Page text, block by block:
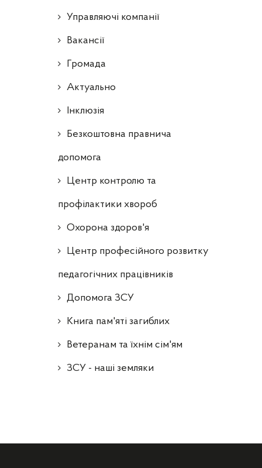
Управляючі компанії
Ваканcії
Громада
Актуально
Інклюзія
Безкоштовна правнича
допомога
Центр контролю та
профілактики хвороб
Охорона здоров'я
Центр професійного розвитку
педагогічних працівників
Допомога ЗСУ
Книга пам'яті загиблих
Ветеранам та їхнім сім'ям
ЗСУ - наші земляки